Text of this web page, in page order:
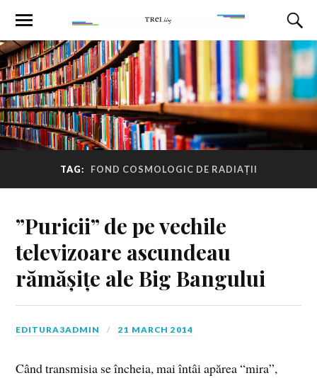
TAG: FOND COSMOLOGIC DE RADIAȚII
”Puricii” de pe vechile
televizoare ascundeau
rămășițe ale Big Bangului
EDITURA3ADMIN 21 MARCH 2014
Când transmisia se încheia, mai întâi apărea “mira”,